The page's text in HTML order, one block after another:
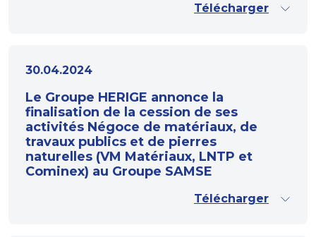
Télécharger
30.04.2024
Le Groupe HERIGE annonce la
finalisation de la cession de ses
activités Négoce de matériaux, de
travaux publics et de pierres
naturelles (VM Matériaux, LNTP et
Cominex) au Groupe SAMSE
Télécharger